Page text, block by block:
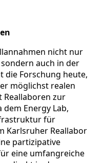
nicht nur
auch in der
die Forschung heute,
möglichst realen
Reallaboren zur
Energy Lab,
für
Karlsruher Reallabor
partizipative
eine umfangreiche